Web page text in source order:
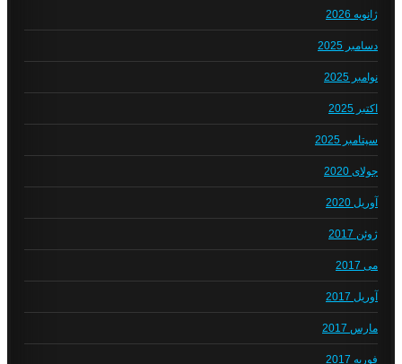
ژانویه 2026
دسامبر 2025
نوامبر 2025
اکتبر 2025
سپتامبر 2025
جولای 2020
آوریل 2020
ژوئن 2017
می 2017
آوریل 2017
مارس 2017
فوریه 2017